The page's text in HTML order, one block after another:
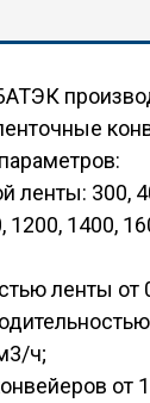
ленты: 300,
1200, 1400,
ленты от
ч;
от